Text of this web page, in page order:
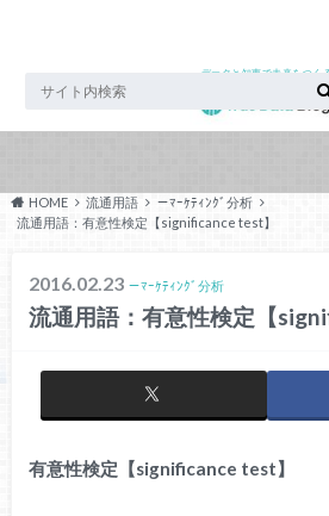
データと知恵で未来をつくる
HOME 流通用語
－ﾏｰｹﾃｨﾝｸﾞ分析
流通用語：有意性検定【significance test】
2016.02.23 －ﾏｰｹﾃｨﾝｸﾞ分析
流通用語：有意性検定【
有意性検定【significance test】